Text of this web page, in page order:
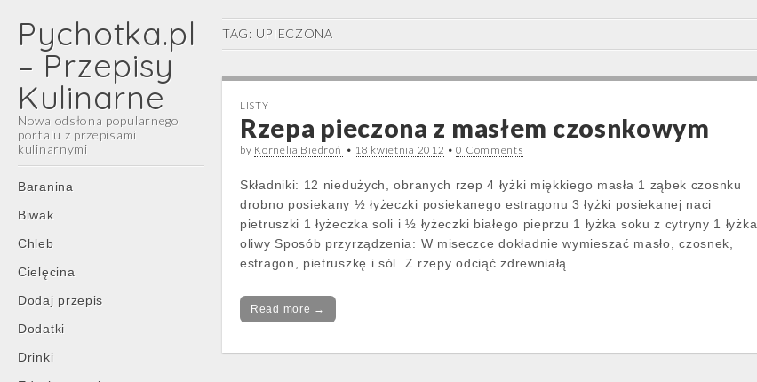
Pychotka.pl
– Przepisy
Kulinarne
Nowa odsłona popularnego
portalu z przepisami
kulinarnymi
Main
menu
Skip
content
Baranina
Biwak
Chleb
Cielęcina
Dodaj przepis
Dodatki
Drinki
TAG: UPIECZONA
LISTY
Rzepa pieczona z masłem czosnkowym
by Kornelia Biedroń • 18 kwietnia 2012 •0 Comments
Składniki: 12 niedużych, obranych rzep 4 łyżki miękkiego masła 1 ząbek czosnku
drobno posiekany ½ łyżeczki posiekanego estragonu 3 łyżki posiekanej naci
pietruszki 1 łyżeczka soli i ½ łyżeczki białego pieprzu 1 łyżka soku z cytryny 1 łyżka
oliwy Sposób przyrządzenia: W miseczce dokładnie wymieszać masło, czosnek,
estragon, pietruszkę i sól. Z rzepy odciąć zdrewniałą…
Read more →